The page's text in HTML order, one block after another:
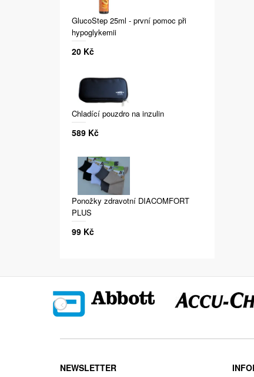
GlucoStep 25ml - první pomoc při
hypoglykemii
20 Kč
Chladící pouzdro na inzulin
589 Kč
Ponožky zdravotní DIACOMFORT
PLUS
99 Kč
NEWSLETTER